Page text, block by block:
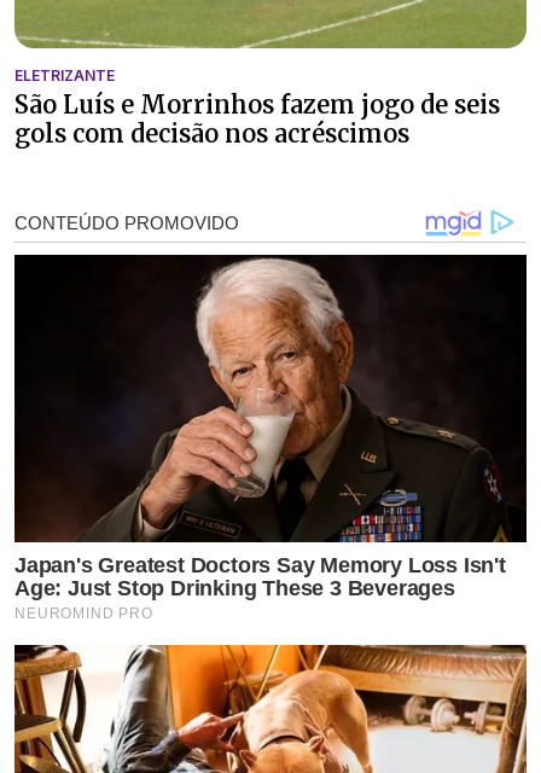
ELETRIZANTE
São Luís e Morrinhos fazem jogo de seis
gols com decisão nos acréscimos